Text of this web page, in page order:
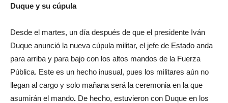
Duque y su cúpula
Desde el martes, un día después de que el presidente Iván
Duque anunció la nueva cúpula militar, el jefe de Estado anda
para arriba y para bajo con los altos mandos de la Fuerza
Pública. Este es un hecho inusual, pues los militares aún no
llegan al cargo y solo mañana será la ceremonia en la que
asumirán el mando. De hecho, estuvieron con Duque en los